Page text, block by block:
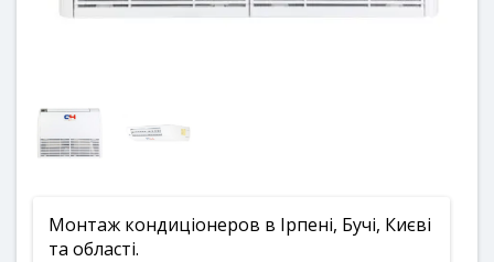
Монтаж кондиціонеров в Ірпені, Бучі, Києві
та області.